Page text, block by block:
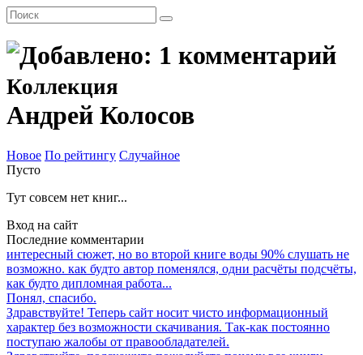
Коллекция
Андрей Колосов
Новое По рейтингу Случайное
Пусто
Тут совсем нет книг...
Вход на сайт
Последние комментарии
интересный сюжет, но во второй книге воды 90% слушать не
возможно. как будто автор поменялся, одни расчёты подсчёты,
как будто дипломная работа...
Понял, спасибо.
Здравствуйте! Теперь сайт носит чисто информационный
характер без возможности скачивания. Так-как постоянно
поступаю жалобы от правообладателей.